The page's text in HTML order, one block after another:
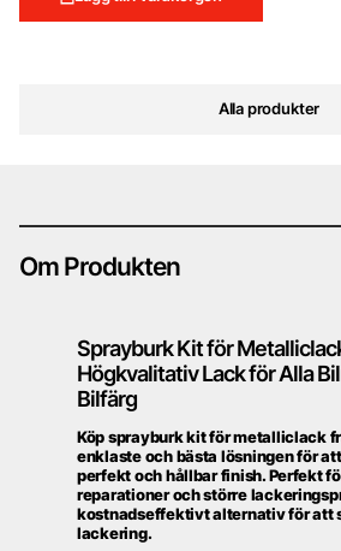
Alla produkter
Om Produkten
Sprayburk Kit för
Högkvalitativ Lack för Alla
Bilfärg
Köp sprayburk kit för metalliclack
enklaste och bästa lösningen för
perfekt och hållbar finish. Perfekt
reparationer och större
kostnadseffektivt alternativ för att
lackering.